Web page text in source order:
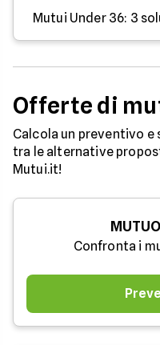
Offerte di
Calcola un preventivo
tra le alternative
Mutui.it!
Confronta i